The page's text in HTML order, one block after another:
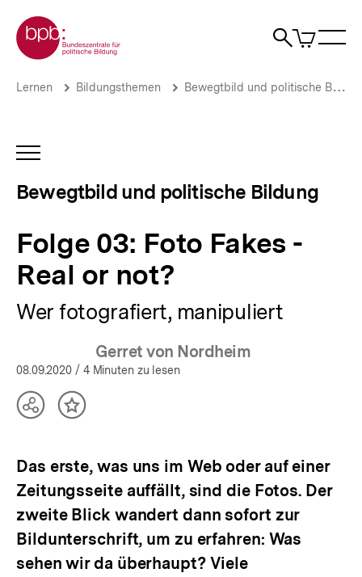
zum
Seiteninhalt
springen
Zur Startseite der bpb
Suche
Artikel
im
Folge
Real
not?
und
politische
Bildung
bpb.de
Brotkrümelnavigation
Pfadnavigation
Lernen Bildungsthemen Bewegtbild und politische Bildung
INHALTSNAVIGATION
Bewegtbild und politische Bildung
Folge 03: Foto Fakes -
Real or not?
Wer fotografiert, manipuliert
Gerret von Nordheim
08.09.2020 / 4 Minuten zu lesen
TeilenInhalt
Das erste, was uns im Web oder auf einer
Zeitungsseite auffällt, sind die Fotos. Der
zweite Blick wandert dann sofort zur
Bildunterschrift, um zu erfahren: Was
sehen wir da überhaupt? Viele